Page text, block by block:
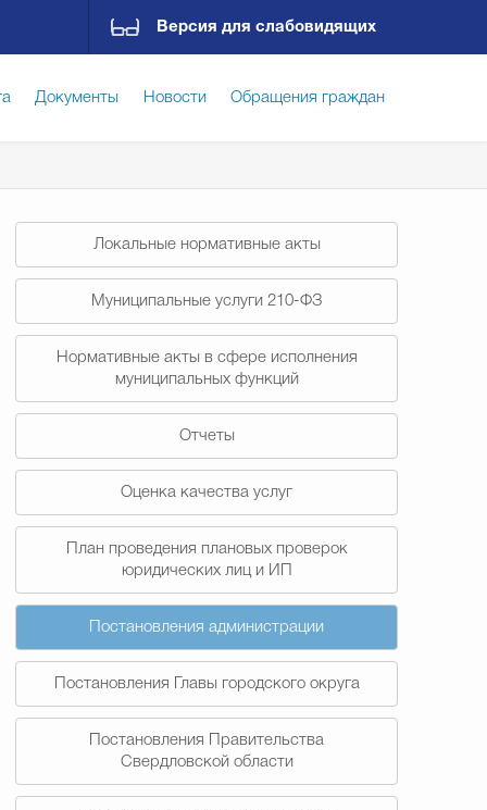
Версия для слабовидящих
Документы Новости Обращения граждан
комиссия Гостям Городского округа
Государственные организации информируют
Локальные нормативные акты
Муниципальные услуги 210-ФЗ
Нормативные акты в сфере исполнения
муниципальных функций
Отчеты
Оценка качества услуг
План проведения плановых проверок
юридических лиц и ИП
Постановления администрации
Постановления Главы городского округа
Постановления Правительства
Свердловской области